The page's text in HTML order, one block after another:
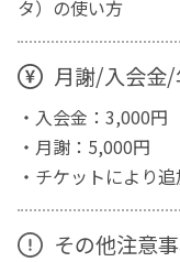
タ）の使い方
月謝/入会金/
・入会金：3,000円
・月謝：5,000円
・チケットにより
その他注意